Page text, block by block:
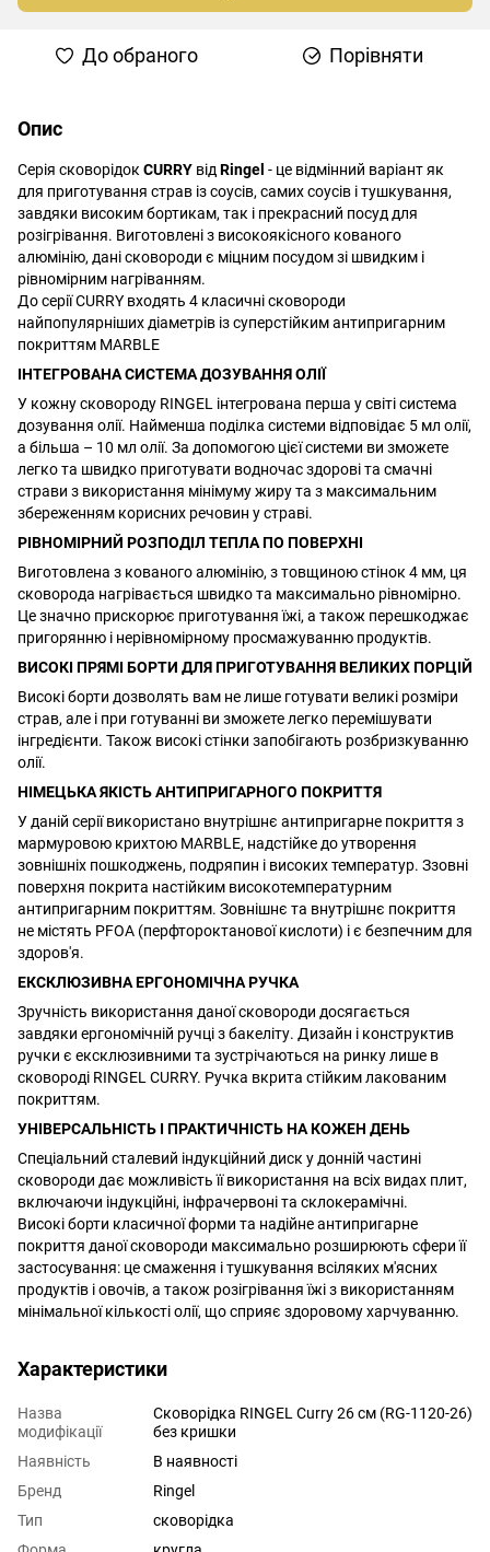
До обраного Порівняти
Опис
Серія сковорідок CURRY від Ringel - це відмінний варіант як
для приготування страв із соусів, самих соусів і тушкування,
завдяки високим бортикам, так і прекрасний посуд для
розігрівання. Виготовлені з високоякісного кованого
алюмінію, дані сковороди є міцним посудом зі швидким і
рівномірним нагріванням.
До серії CURRY входять 4 класичні сковороди
найпопулярніших діаметрів із суперстійким антипригарним
покриттям MARBLE
ІНТЕГРОВАНА СИСТЕМА ДОЗУВАННЯ ОЛІЇ
У кожну сковороду RINGEL інтегрована перша у світі система
дозування олії. Найменша поділка системи відповідає 5 мл олії,
а більша – 10 мл олії. За допомогою цієї системи ви зможете
легко та швидко приготувати водночас здорові та смачні
страви з використання мінімуму жиру та з максимальним
збереженням корисних речовин у страві.
РІВНОМІРНИЙ РОЗПОДІЛ ТЕПЛА ПО ПОВЕРХНІ
Виготовлена з кованого алюмінію, з товщиною стінок 4 мм, ця
сковорода нагрівається швидко та максимально рівномірно.
Це значно прискорює приготування їжі, а також перешкоджає
пригорянню і нерівномірному просмажуванню продуктів.
ВИСОКІ ПРЯМІ БОРТИ ДЛЯ ПРИГОТУВАННЯ ВЕЛИКИХ ПОРЦІЙ
Високі борти дозволять вам не лише готувати великі розміри
страв, але і при готуванні ви зможете легко перемішувати
інгредієнти. Також високі стінки запобігають розбризкуванню
олії.
НІМЕЦЬКА ЯКІСТЬ АНТИПРИГАРНОГО ПОКРИТТЯ
У даній серії використано внутрішнє антипригарне покриття з
мармуровою крихтою MARBLE, надстійке до утворення
зовнішніх пошкоджень, подряпин і високих температур. Ззовні
поверхня покрита настійким високотемпературним
антипригарним покриттям. Зовнішнє та внутрішнє покриття
не містять PFOA (перфтороктанової кислоти) і є безпечним для
здоров'я.
ЕКСКЛЮЗИВНА ЕРГОНОМІЧНА РУЧКА
Зручність використання даної сковороди досягається
завдяки ергономічній ручці з бакеліту. Дизайн і конструктив
ручки є ексклюзивними та зустрічаються на ринку лише в
сковороді RINGEL CURRY. Ручка вкрита стійким лакованим
покриттям.
УНІВЕРСАЛЬНІСТЬ І ПРАКТИЧНІСТЬ НА КОЖЕН ДЕНЬ
Спеціальний сталевий індукційний диск у донній частині
сковороди дає можливість її використання на всіх видах плит,
включаючи індукційні, інфрачервоні та склокерамічні.
Високі борти класичної форми та надійне антипригарне
покриття даної сковороди максимально розширюють сфери її
застосування: це смаження і тушкування всіляких м'ясних
продуктів і овочів, а також розігрівання їжі з використанням
мінімальної кількості олії, що сприяє здоровому харчуванню.
Характеристики
Назва
модифікації
Сковорідка RINGEL Curry 26 см (RG-1120-26)
без кришки
Наявність
В наявності
Бренд
Ringel
Тип
сковорідка